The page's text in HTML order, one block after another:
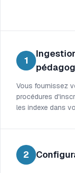
1
Vous fournissez
procédures
les indexe dans
2